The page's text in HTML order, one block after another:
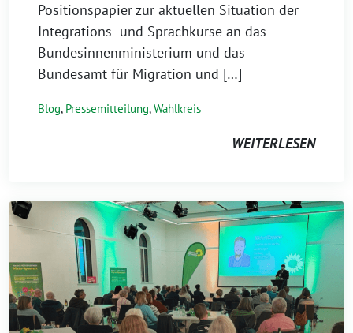
Positionspapier zur aktuellen Situation der
Integrations- und Sprachkurse an das
Bundesinnenministerium und das
Bundesamt für Migration und […]
Blog, Pressemitteilung,Wahlkreis
WEITERLESEN